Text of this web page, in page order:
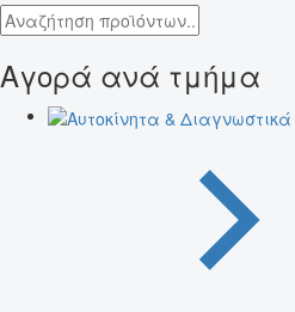
Αγορά ανά τμήμα